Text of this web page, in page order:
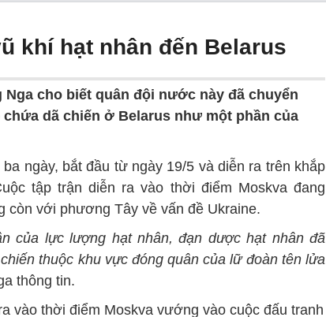
khí hạt nhân đến Belarus
Nga cho biết quân đội nước này đã chuyển
dã chiến ở Belarus như một phần của
ngày, bắt đầu từ ngày 19/5 và diễn ra trên khắp
tập trận diễn ra vào thời điểm Moskva đang
còn với phương Tây về vấn đề Ukraine.
của lực lượng hạt nhân, đạn dược hạt nhân đã
thuộc khu vực đóng quân của lữ đoàn tên lửa
thông tin.